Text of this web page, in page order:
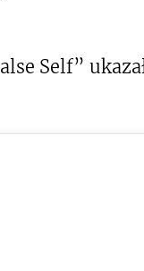
Self”